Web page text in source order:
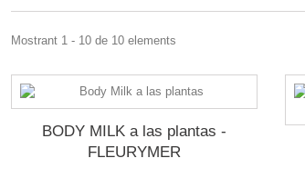
Mostrant 1 - 10 de 10 elements
BODY MILK a las plantas -
FLEURYMER